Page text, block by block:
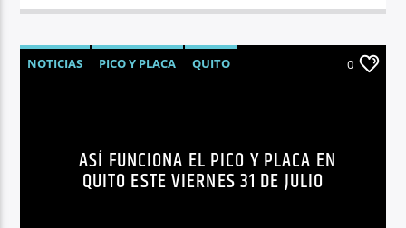
NOTICIAS PICO Y PLACA
QUITO
0
ASÍ FUNCIONA EL PICO Y PLACA EN
QUITO ESTE VIERNES 31 DE JULIO